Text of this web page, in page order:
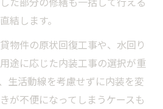
結します。
物件の原状回復工事や、水回り
途に応じた内装工事の選択が重
生活動線を考慮せずに内装を変
が不便になってしまうケースも